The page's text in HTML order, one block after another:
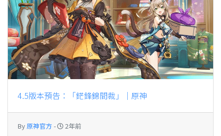
4.5版本預告：「鋩鋒錦間裁」｜原神
By原神官方 - 2年前